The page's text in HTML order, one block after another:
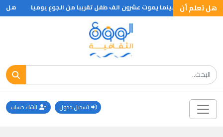
هل تعلم أن
على السلاح بينما يموت عشرون الف طفل تقريبا من الجوع يوميا هل
تسجيل دخول انشاء حساب